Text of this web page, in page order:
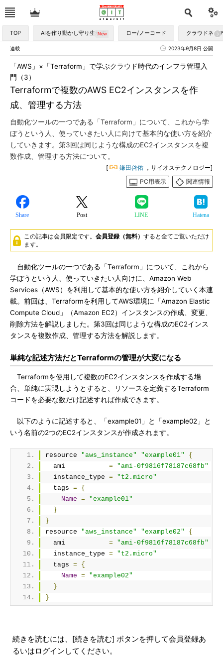
TOP AIを作り動かし守り生かす ロー/ノーコード クラウドネイ
連載 2023年9月8日 公開
Terraformで複数のAWS EC2インスタンスを作
成、管理する方法
「AWS」×「Terraform」で学ぶクラウド時代のインフラ管理入
門（3）
自動化ツールの一つである「Terraform」について、これから学
ぼうという人、使っていきたい人に向けて基本的な使い方を紹介
していきます。第3回は同じような構成のEC2インスタンスを複
数作成、管理する方法について。
[ 鎌田啓佑 ，サイオステクノロジー]
PC用表示
関連情報
Share Post LINE Hatena
この記事は会員限定です。 会員登録（無料） すると全てご覧いただけ
ます。
自動化ツールの一つである「Terraform」について、これから
学ぼうという人、使っていきたい人向けに、Amazon Web
Services（AWS）を利用して基本的な使い方を紹介していく本連
載。前回は、Terraformを利用してAWS環境に「Amazon Elastic
Compute Cloud」（Amazon EC2）インスタンスの作成、変更、
削除方法を解説しました。第3回は同じような構成のEC2インス
タンスを複数作成、管理する方法を解説します。
単純な記述方法だとTerraformの管理が大変になる
Terraformを使用して複数のEC2インスタンスを作成する場
合、単純に実現しようとすると、リソースを定義するTerraform
コードを必要な数だけ記述すれば作成できます。
以下のように記述すると、「example01」と「example02」と
いう名前の2つのEC2インスタンスが作成されます。
resource "aws_instance" "example01"
{
  ami
=
"ami-0f9816f78187c68fb"
  instance_type
=
"t2.micro"
  tags
=
{
Name =
"example01"
}
}
resource "aws_instance" "example02"
{
  ami
=
"ami-0f9816f78187c68fb"
  instance_type
=
"t2.micro"
  tags
=
{
Name =
"example02"
}
}
続きを読むには、[続きを読む] ボタンを押して会員登録あ
るいはログインしてください。